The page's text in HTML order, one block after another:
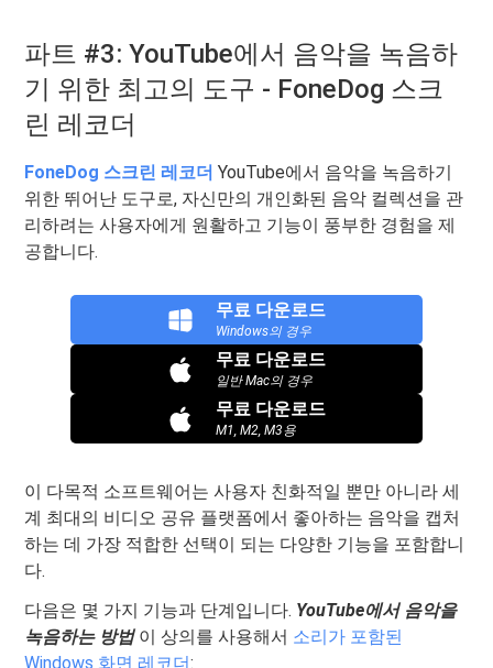
파트 #3: YouTube에서 음악을 녹음하
기 위한 최고의 도구 - FoneDog 스크
린 레코더
FoneDog 스크린 레코더 YouTube에서 음악을 녹음하기
위한 뛰어난 도구로, 자신만의 개인화된 음악 컬렉션을 관
리하려는 사용자에게 원활하고 기능이 풍부한 경험을 제
공합니다.
무료 다운로드
Windows의 경우
무료 다운로드
일반 Mac의 경우
무료 다운로드
M1, M2, M3용
이 다목적 소프트웨어는 사용자 친화적일 뿐만 아니라 세
계 최대의 비디오 공유 플랫폼에서 좋아하는 음악을 캡처
하는 데 가장 적합한 선택이 되는 다양한 기능을 포함합니
다.
다음은 몇 가지 기능과 단계입니다. YouTube에서 음악을
녹음하는 방법이 상의를 사용해서 소리가 포함된
Windows 화면 레코더: